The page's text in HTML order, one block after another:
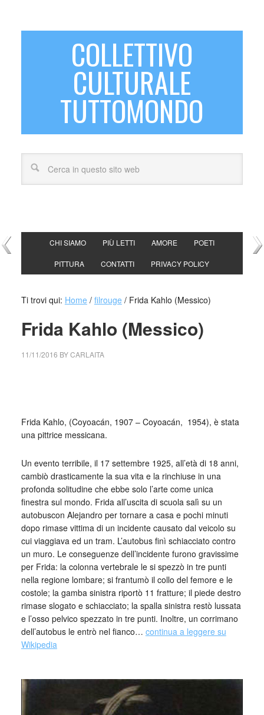
COLLETTIVO
CULTURALE
TUTTOMONDO
CHI SIAMO PIÙ LETTI AMORE POETI
PITTURA CONTATTI PRIVACY POLICY
Ti trovi qui: Home / filrouge /Frida Kahlo (Messico)
Frida Kahlo (Messico)
11/11/2016 BYCARLAITA
Frida Kahlo, (Coyoacán, 1907 – Coyoacán, 1954), è stata
una pittrice messicana.
Un evento terribile, il 17 settembre 1925, all’età di 18 anni,
cambiò drasticamente la sua vita e la rinchiuse in una
profonda solitudine che ebbe solo l’arte come unica
finestra sul mondo. Frida all’uscita di scuola salì su un
autobuscon Alejandro per tornare a casa e pochi minuti
dopo rimase vittima di un incidente causato dal veicolo su
cui viaggiava ed un tram. L’autobus finì schiacciato contro
un muro. Le conseguenze dell’incidente furono gravissime
per Frida: la colonna vertebrale le si spezzò in tre punti
nella regione lombare; si frantumò il collo del femore e le
costole; la gamba sinistra riportò 11 fratture; il piede destro
rimase slogato e schiacciato; la spalla sinistra restò lussata
e l’osso pelvico spezzato in tre punti. Inoltre, un corrimano
dell’autobus le entrò nel fianco… continua a leggere su
Wikipedia